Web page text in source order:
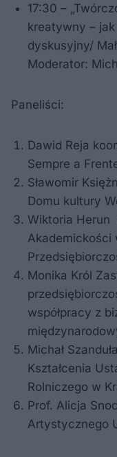
17:30 –
kreatywny –
dyskusyjny/
Moderator:
Paneliści:
Dawid Reja
Sempre a
Sławomir
Domu kultury
Wiktoria Herun
Akademickości
Monika Król
współpracy z
Michał
Kształcenia
Rolniczego w
Prof. Alicja
Artystycznego